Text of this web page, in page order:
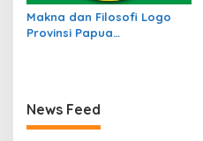
Makna dan Filosofi Logo
Provinsi Papua
News Feed